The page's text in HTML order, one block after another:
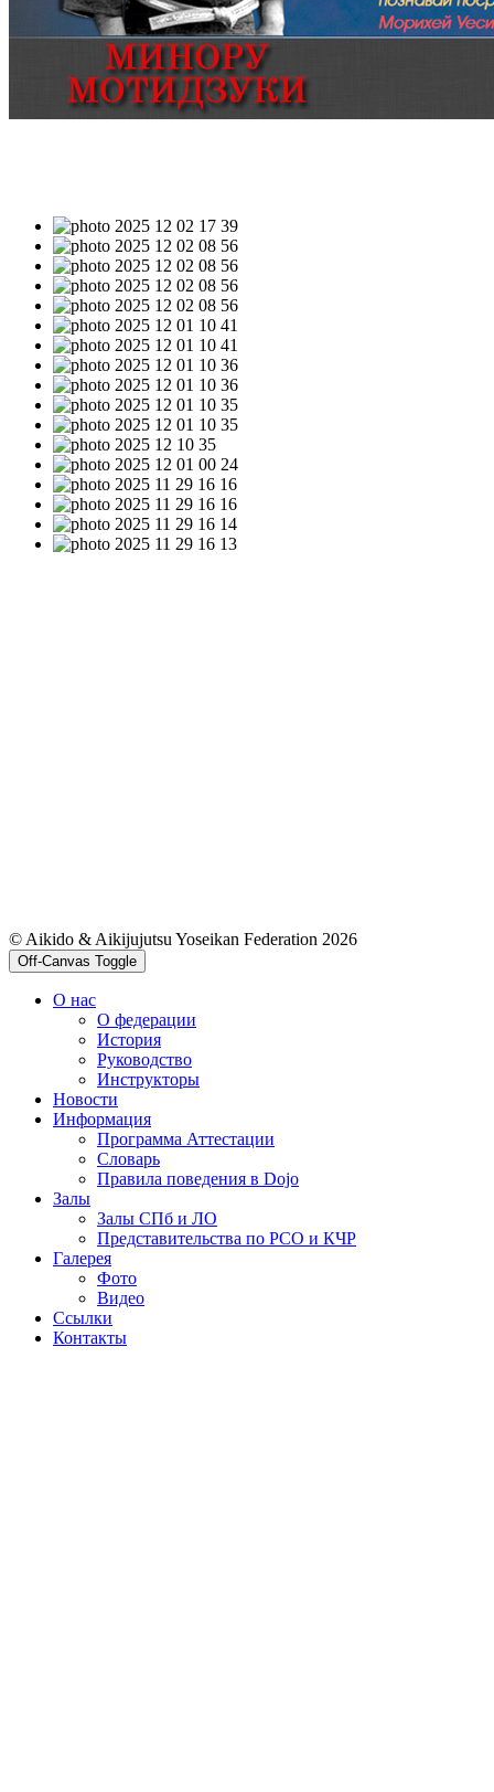
© Aikido & Aikijujutsu Yoseikan Federation 2026
Off-Canvas Toggle
О нас
О федерации
История
Руководство
Инструкторы
Новости
Информация
Программа Аттестации
Словарь
Правила поведения в Dojo
Залы
Залы СПб и ЛО
Представительства по РСО и КЧР
Галерея
Фото
Видео
Ссылки
Контакты